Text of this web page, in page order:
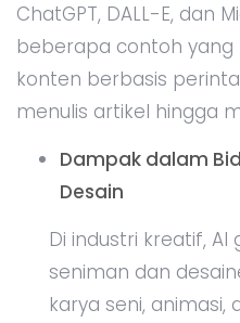
ChatGPT, DALL-E, dan
beberapa contoh
konten berbasis
menulis artikel hingga
Dampak dalam
Desain
Di industri kreatif,
seniman dan
karya seni,